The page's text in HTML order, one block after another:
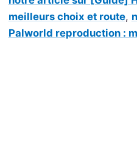
meilleurs choix et route,
Palworld reproduction :